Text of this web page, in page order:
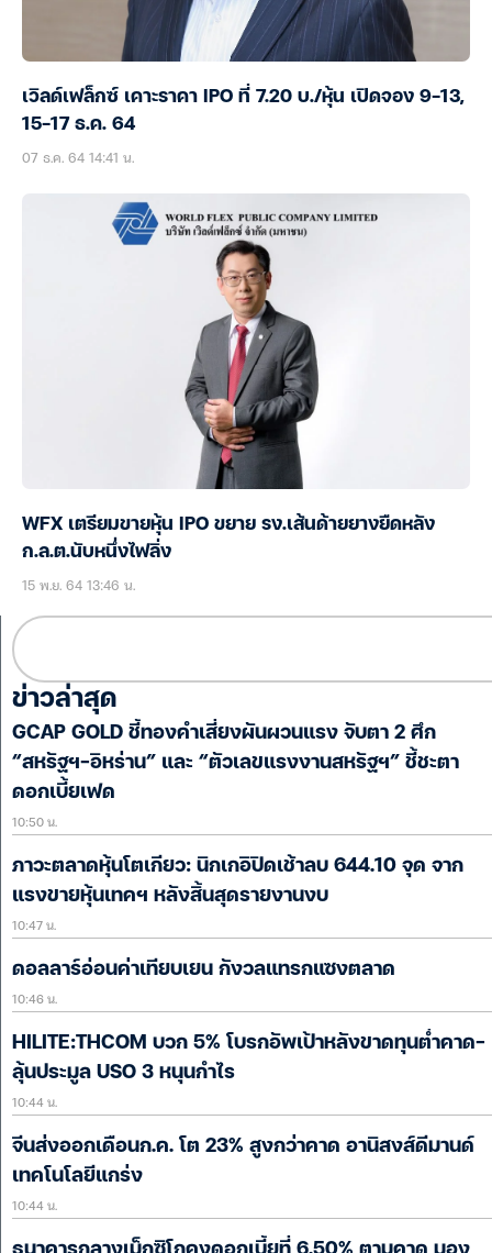
เวิลด์เฟล็กซ์ เคาะราคา IPO ที่ 7.20 บ./หุ้น เปิดจอง 9-13,
15-17 ธ.ค. 64
07 ธ.ค. 64 14:41 น.
WFX เตรียมขายหุ้น IPO ขยาย รง.เส้นด้ายยางยืดหลัง
ก.ล.ต.นับหนึ่งไฟลิ่ง
15 พ.ย. 64 13:46 น.
ข่าวล่าสุด
GCAP GOLD ชี้ทองคำเสี่ยงผันผวนแรง จับตา 2 ศึก
“สหรัฐฯ-อิหร่าน” และ “ตัวเลขแรงงานสหรัฐฯ” ชี้ชะตา
ดอกเบี้ยเฟด
10:50 น.
ภาวะตลาดหุ้นโตเกียว: นิกเกอิปิดเช้าลบ 644.10 จุด จาก
แรงขายหุ้นเทคฯ หลังสิ้นสุดรายงานงบ
10:47 น.
ดอลลาร์อ่อนค่าเทียบเยน กังวลแทรกแซงตลาด
10:46 น.
HILITE:THCOM บวก 5% โบรกอัพเป้าหลังขาดทุนต่ำคาด-
ลุ้นประมูล USO 3 หนุนกำไร
10:44 น.
จีนส่งออกเดือนก.ค. โต 23% สูงกว่าคาด อานิสงส์ดีมานด์
เทคโนโลยีแกร่ง
10:44 น.